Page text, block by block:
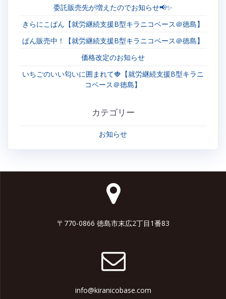
委託販売先が増えたのでお知らせ📢✨
きらにこぱん【就労継続支援B型キラニコベース＠徳島】
ぱん販売中！【就労継続支援B型キラニコベース＠徳島】
価格改定のお知らせ
いちごのいい匂いに囲まれて🍓【就労継続支援B型キラニ
コベース＠徳島】
カテゴリー
お知らせ
〒770-0866 徳島市末広2丁目1番83
info@kiranicobase.com